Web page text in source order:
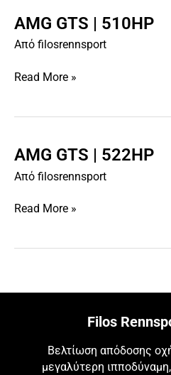
AMG GTS | 510HP
Από filosrennsport
AMG
GTS
510HP
Read More »
AMG GTS | 522HP
Από filosrennsport
AMG
GTS
|
522HP
Read More »
Filos
Βελτίωση απόδοσης
μεγαλύτερη